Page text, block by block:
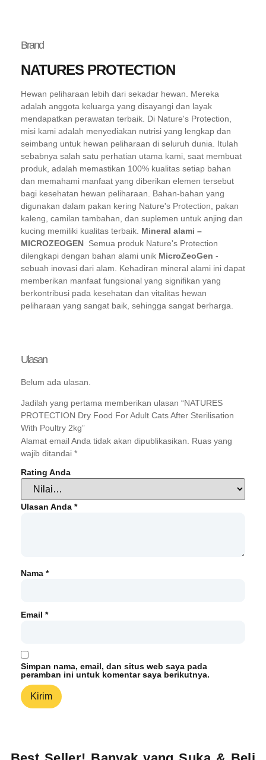
Brand
NATURES PROTECTION
Hewan peliharaan lebih dari sekadar hewan. Mereka
adalah anggota keluarga yang disayangi dan layak
mendapatkan perawatan terbaik. Di Nature's Protection,
misi kami adalah menyediakan nutrisi yang lengkap dan
seimbang untuk hewan peliharaan di seluruh dunia. Itulah
sebabnya salah satu perhatian utama kami, saat membuat
produk, adalah memastikan 100% kualitas setiap bahan
dan memahami manfaat yang diberikan elemen tersebut
bagi kesehatan hewan peliharaan. Bahan-bahan yang
digunakan dalam pakan kering Nature's Protection, pakan
kaleng, camilan tambahan, dan suplemen untuk anjing dan
kucing memiliki kualitas terbaik. Mineral alami –
MICROZEOGEN Semua produk Nature's Protection
dilengkapi dengan bahan alami unik MicroZeoGen -
sebuah inovasi dari alam. Kehadiran mineral alami ini dapat
memberikan manfaat fungsional yang signifikan yang
berkontribusi pada kesehatan dan vitalitas hewan
peliharaan yang sangat baik, sehingga sangat berharga.
Ulasan
Belum ada ulasan.
Jadilah yang pertama memberikan ulasan “NATURES
PROTECTION Dry Food For Adult Cats After Sterilisation
With Poultry 2kg”
Alamat email Anda tidak akan dipublikasikan.
Ruas yang
wajib ditandai *
Rating Anda
Ulasan Anda *
Nama *
Email *
Simpan nama, email, dan situs web saya pada
peramban ini untuk komentar saya berikutnya.